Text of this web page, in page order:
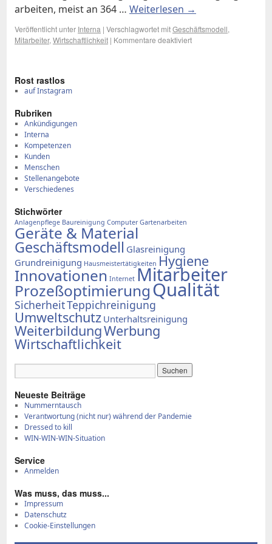
ar­bei­ten, meist an 364 … Wei­ter­le­sen →
Veröffentlicht unter Interna | Verschlagwortet mitGeschäftsmodell,
Mitarbeiter, Wirtschaftlichkeit | Kommentare deaktiviert
Rost rast­los
auf Instagram
Ru­bri­ken
Ankündigungen
Interna
Kompetenzen
Kunden
Menschen
Stellenangebote
Verschiedenes
Stich­wör­ter
Anlagenpflege Baureinigung Computer Gartenarbeiten
Geräte & Material
Geschäftsmodell Glasreinigung
Grundreinigung Hausmeistertätigkeiten Hygiene
Innovationen Internet Mitarbeiter
ProzeßoptimierungQualität
SicherheitTeppichreinigung
Umweltschutz Unterhaltsreinigung
WeiterbildungWerbung
Wirtschaftlichkeit
Neue­ste Bei­trä­ge
Num­mern­tausch
Ver­ant­wor­tung (nicht nur) wäh­rend der Pan­de­mie
Dres­sed to kill
WIN-WIN-WIN-Si­tua­ti­on
Ser­vice
Anmelden
Was muss, das muss...
Impressum
Datenschutz
Cookie-Einstellungen